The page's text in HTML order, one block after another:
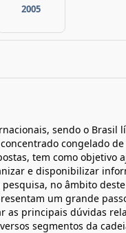
2005
sendo o Brasil
congelado
tem como objetivo
e disponibilizar
no âmbito
um grande
as principais dúvidas
segmentos da